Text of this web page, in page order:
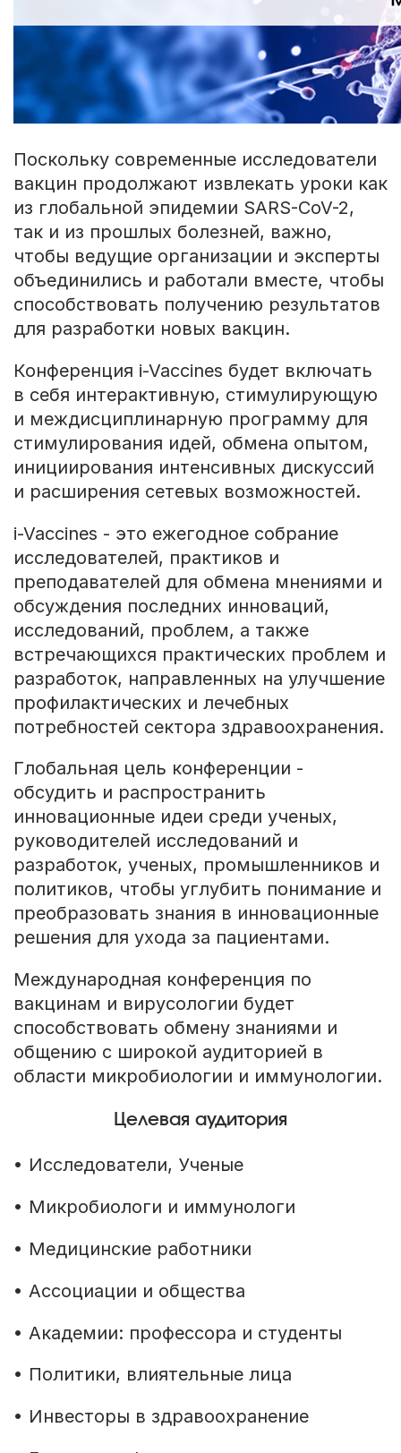
Поскольку современные исследователи
вакцин продолжают извлекать уроки как
из глобальной эпидемии SARS-CoV-2,
так и из прошлых болезней, важно,
чтобы ведущие организации и эксперты
объединились и работали вместе, чтобы
способствовать получению результатов
для разработки новых вакцин.
Конференция i-Vaccines будет включать
в себя интерактивную, стимулирующую
и междисциплинарную программу для
стимулирования идей, обмена опытом,
инициирования интенсивных дискуссий
и расширения сетевых возможностей.
i-Vaccines - это ежегодное собрание
исследователей, практиков и
преподавателей для обмена мнениями и
обсуждения последних инноваций,
исследований, проблем, а также
встречающихся практических проблем и
разработок, направленных на улучшение
профилактических и лечебных
потребностей сектора здравоохранения.
Глобальная цель конференции -
обсудить и распространить
инновационные идеи среди ученых,
руководителей исследований и
разработок, ученых, промышленников и
политиков, чтобы углубить понимание и
преобразовать знания в инновационные
решения для ухода за пациентами.
Международная конференция по
вакцинам и вирусологии будет
способствовать обмену знаниями и
общению с широкой аудиторией в
области микробиологии и иммунологии.
Целевая аудитория
• Исследователи, Ученые
• Микробиологи и иммунологи
• Медицинские работники
• Ассоциации и общества
• Академии: профессора и студенты
• Политики, влиятельные лица
• Инвесторы в здравоохранение